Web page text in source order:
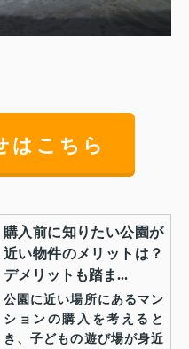
はこちら
購入前に知りたい公園が
近い物件のメリットは？
デメリットも踏ま...
公園に近い場所にあるマン
ションの購入を考えると
き、子どもの遊び場が身近